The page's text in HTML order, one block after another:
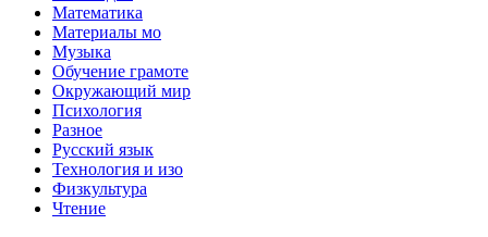
Математика
Материалы мо
Музыка
Обучение грамоте
Окружающий мир
Психология
Разное
Русский язык
Технология и изо
Физкультура
Чтение